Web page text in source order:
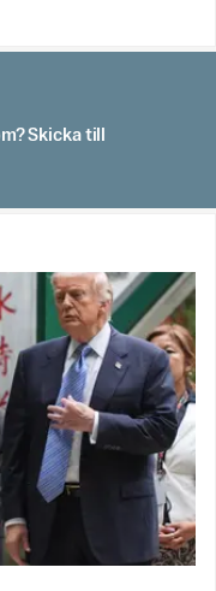
Skicka till